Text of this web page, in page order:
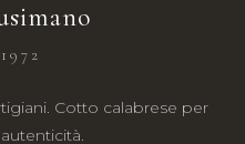
Cotto calabrese per